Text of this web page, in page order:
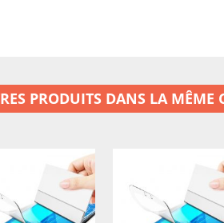
PRODUITS DANS LA MÊME